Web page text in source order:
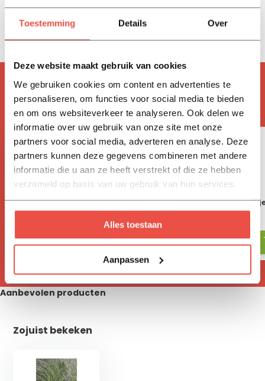
Toestemming Details Over
Deze website maakt gebruik van cookies
We gebruiken cookies om content en advertenties te
personaliseren, om functies voor social media te bieden
en om ons websiteverkeer te analyseren. Ook delen we
informatie over uw gebruik van onze site met onze
partners voor social media, adverteren en analyse. Deze
partners kunnen deze gegevens combineren met andere
informatie die u aan ze heeft verstrekt of die ze hebben
verzameld op basis van uw gebruik van hun services.
Alles toestaan
Aanpassen
Delen
ACCESSOIRES
Handig om mee te bestellen
Vivimus BAHCO
Aanbevolen producten
Zojuist bekeken